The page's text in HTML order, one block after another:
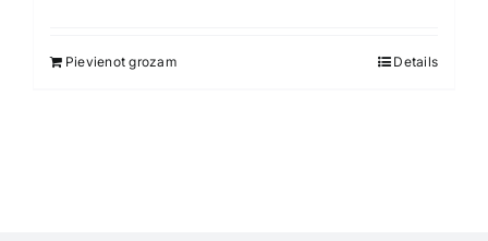
Pievienot grozam Details